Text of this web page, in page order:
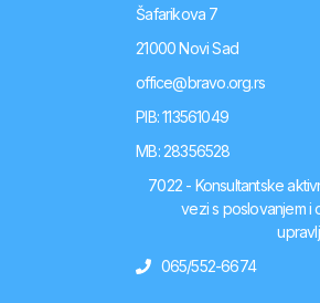
Šafarikova 7
21000 Novi Sad
office@bravo.org.rs
PIB: 113561049
MB: 28356528
7022 - Konsultantske
vezi s poslovanjem i
065/552-6674